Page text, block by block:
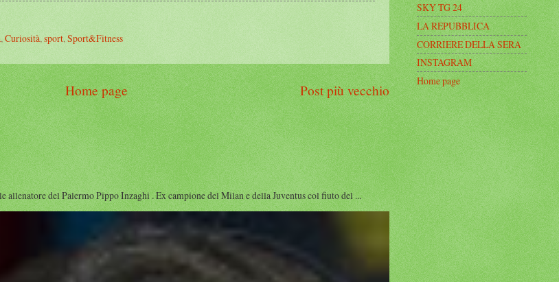
, Curiosità, sport, Sport&Fitness
Post più vecchio
Home page
del Palermo Pippo Inzaghi . Ex campione del Milan e della Juventus col fiuto del ...
SKY TG 24
LA REPUBBLICA
CORRIERE DELLA SERA
INSTAGRAM
Home page